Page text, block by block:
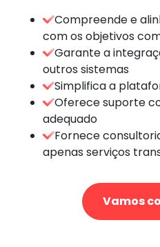
Compreende e
com os objetivos
Garante a
outros sistemas
Simplifica a
Oferece suporte
adequado
Fornece
apenas serviços
Vamos